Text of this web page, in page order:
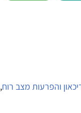
והפרעות מצב רוח,